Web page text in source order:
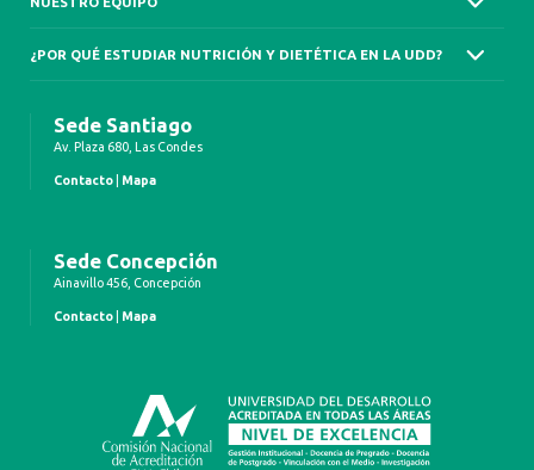
¿POR QUÉ ESTUDIAR NUTRICIÓN Y DIETÉTICA EN LA UDD?
Sede Santiago
Av. Plaza 680, Las Condes
Contacto Mapa
Sede Concepción
Ainavillo 456, Concepción
Contacto Mapa